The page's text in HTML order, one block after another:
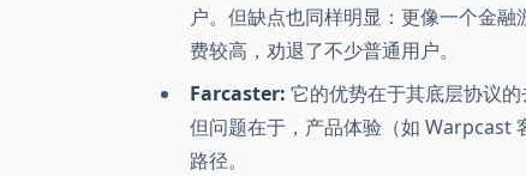
户。但缺点也同样明显：更像一个金
费较高，劝退了不少普通用户。
Farcaster: 它的优势在于其底层协议
但问题在于，产品体验（如 Warpcast
路径。